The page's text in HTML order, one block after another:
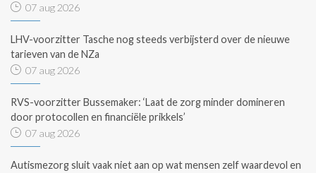
07 aug 2026
LHV-voorzitter Tasche nog steeds verbijsterd over de nieuwe
tarieven van de NZa
07 aug 2026
RVS-voorzitter Bussemaker: ‘Laat de zorg minder domineren
door protocollen en financiële prikkels’
07 aug 2026
Autismezorg sluit vaak niet aan op wat mensen zelf waardevol en